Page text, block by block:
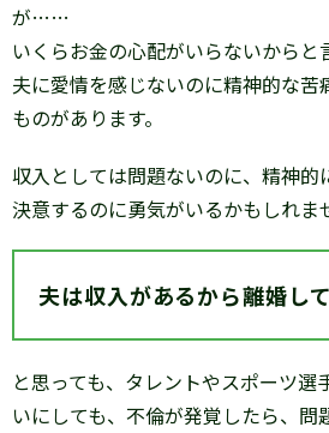
が……
いくらお金の心配がいらないからと
夫に愛情を感じないのに精神的な苦
ものがあります。
収入としては問題ないのに、精神的
決意するのに勇気がいるかもしれま
夫は収入があるから離婚し
と思っても、タレントやスポーツ選
いにしても、不倫が発覚したら、問